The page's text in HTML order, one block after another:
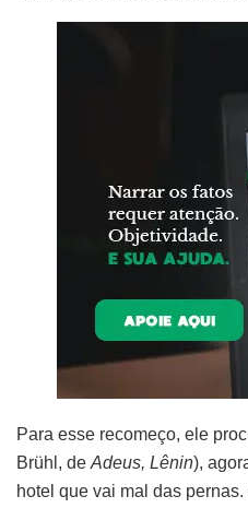
Para esse recomeço, ele
Brühl, de Adeus, Lênin),
hotel que vai mal das